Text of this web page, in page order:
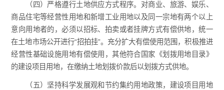
（四）严格遵行土地供应方式程序。对商业、旅游、娱乐、
商品住宅等经营性用地和新增工业用地以及同一宗地有两个以上
意向用地者的，必须以招标、拍卖或者挂牌方式有偿供地，统一
在土地市场公开进行“招拍挂”。充分扩大有偿使用范围，积极推进
经营性基础设施用地有偿使用，其他符合国家《划拨用地目录》
的建设项目用地，在缴纳土地划拨价款后以划拨方式供地。
（五）坚持科学发展观和节约集约用地政策，建设项目用地